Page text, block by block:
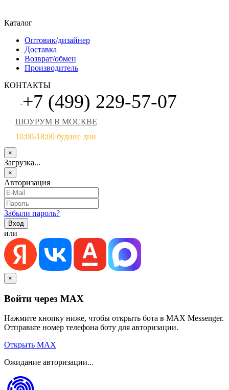
Каталог
Оптовик/дизайнер
Доставка
Возврат/обмен
Производитель
КОНТАКТЫ
+7 (499) 229-57-07
ШОУРУМ В МОСКВЕ
10:00-18:00 будние дни
×
Загрузка...
×
Авторизация
Забыли пароль?
или
×
Войти через MAX
Нажмите кнопку ниже, чтобы открыть бота в MAX Messenger.
Отправьте номер телефона боту для авторизации.
Открыть MAX
Ожидание авторизации...